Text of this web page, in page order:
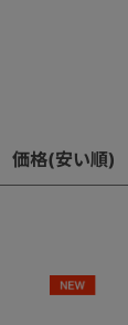
価格(安い順)